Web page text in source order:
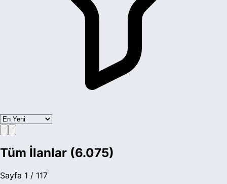
Tüm İlanlar (6.075)
Sayfa 1 / 117